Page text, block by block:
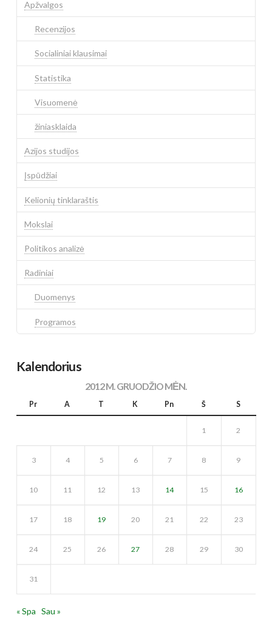
Apžvalgos
Recenzijos
Socialiniai klausimai
Statistika
Visuomenė
žiniasklaida
Azijos studijos
Įspūdžiai
Kelionių tinklaraštis
Mokslai
Politikos analizė
Radiniai
Duomenys
Programos
Kalendorius
2012 M. GRUODŽIO MĖN.
Pr A T K Pn Š S
1 2
3 4 5 6 7 8 9
10 11 12 13 14 15 16
17 18 19 20 21 22 23
24 25 26 27 28 29 30
31
« Spa Sau »